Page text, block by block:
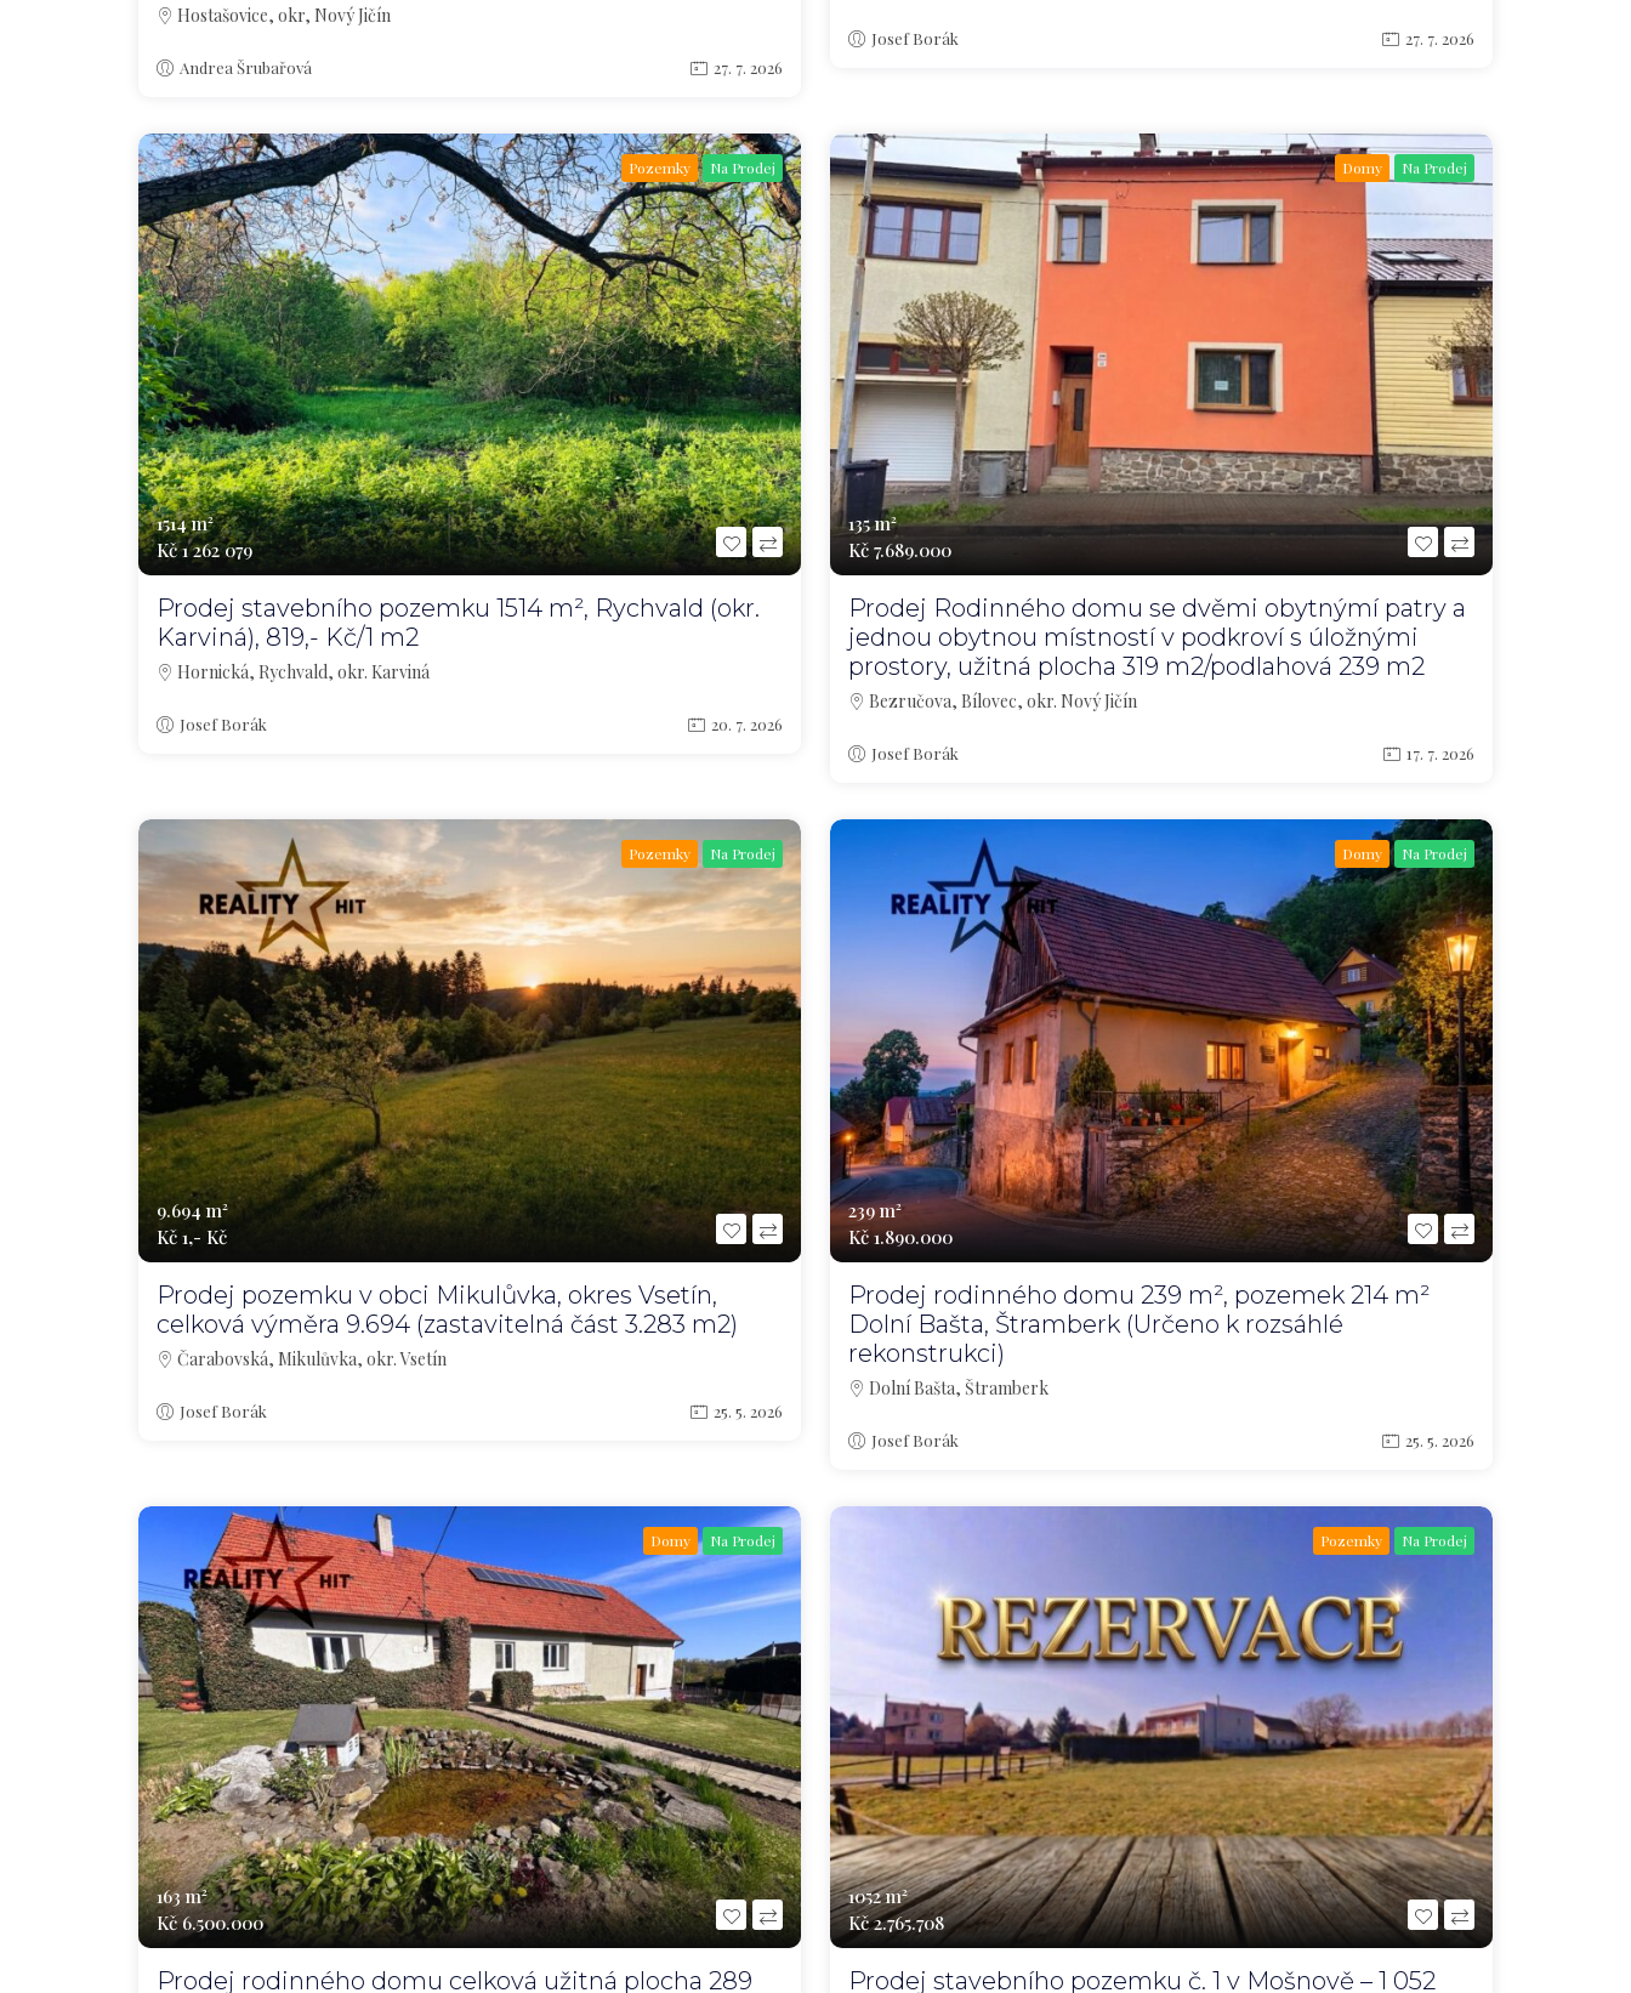
Hostašovice, okr, Nový Jičín
Andrea Šrubařová 27. 7. 2026
Josef Borák 27. 7. 2026
Pozemky Na Prodej
1514 m²
Kč 1 262 079
Prodej stavebního pozemku 1514 m², Rychvald (okr.
Karviná), 819,- Kč/1 m2
Hornická, Rychvald, okr. Karviná
Josef Borák 20. 7. 2026
Domy Na Prodej
135 m²
Kč 7.689.000
Prodej Rodinného domu se dvěmi obytnýmí patry a
jednou obytnou místností v podkroví s úložnými
prostory, užitná plocha 319 m2/podlahová 239 m2
Bezručova, Bílovec, okr. Nový Jičín
Josef Borák 17. 7. 2026
Pozemky Na Prodej
9.694 m²
Kč 1,- Kč
Prodej pozemku v obci Mikulůvka, okres Vsetín,
celková výměra 9.694 (zastavitelná část 3.283 m2)
Čarabovská, Mikulůvka, okr. Vsetín
Josef Borák 25. 5. 2026
Domy Na Prodej
239 m²
Kč 1.890.000
Prodej rodinného domu 239 m², pozemek 214 m²
Dolní Bašta, Štramberk (Určeno k rozsáhlé
rekonstrukci)
Dolní Bašta, Štramberk
Josef Borák 25. 5. 2026
Domy Na Prodej
163 m²
Kč 6.500.000
Prodej rodinného domu celková užitná plocha 289
Pozemky Na Prodej
1052 m²
Kč 2.765.708
Prodej stavebního pozemku č. 1 v Mošnově – 1 052